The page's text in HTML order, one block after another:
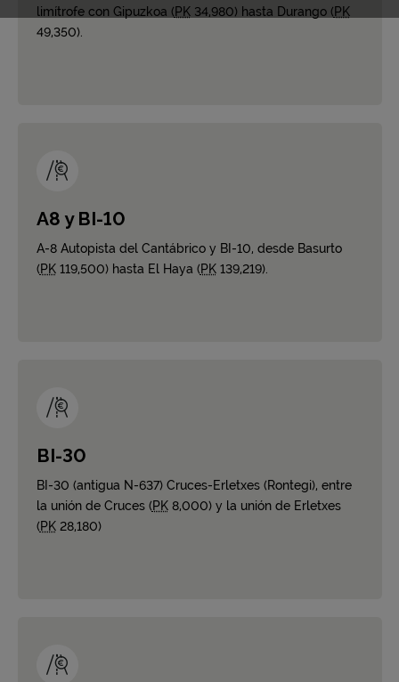
limítrofe con Gipuzkoa (PK34,980) hasta Durango (PK
49,350).
A8 y BI-10
A-8 Autopista del Cantábrico y BI-10, desde Basurto
(PK119,500) hasta El Haya (PK139,219).
BI-30
BI-30 (antigua N-637) Cruces-Erletxes (Rontegi), entre
la unión de Cruces (PK8,000) y la unión de Erletxes
(PK28,180)